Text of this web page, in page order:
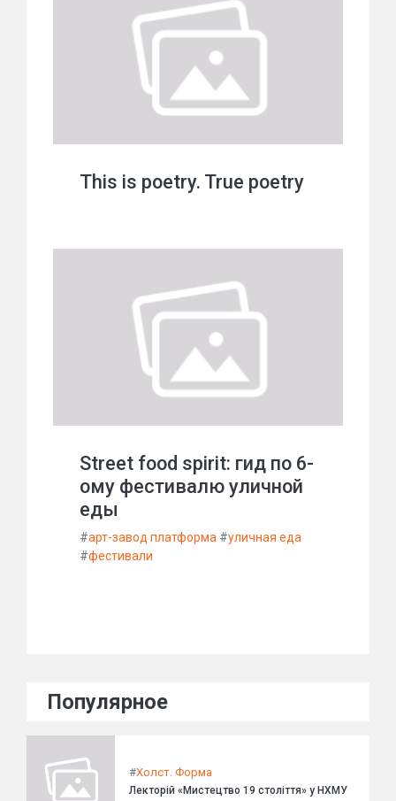
This is poetry. True poetry
Street food spirit: гид по 6-
ому фестивалю уличной
еды
#арт-завод платформа #уличная еда
#фестивали
Популярное
#Холст. Форма
Лекторій «Мистецтво 19 століття» у НХМУ